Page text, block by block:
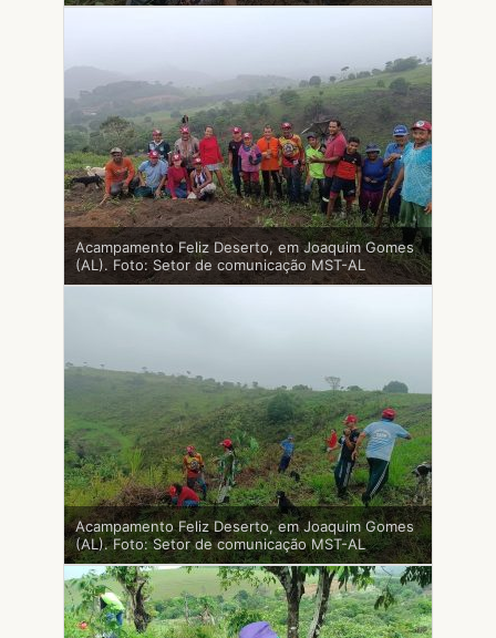
Acampamento Feliz Deserto, em Joaquim Gomes
(AL). Foto: Setor de comunicação MST-AL
Acampamento Feliz Deserto, em Joaquim Gomes
(AL). Foto: Setor de comunicação MST-AL